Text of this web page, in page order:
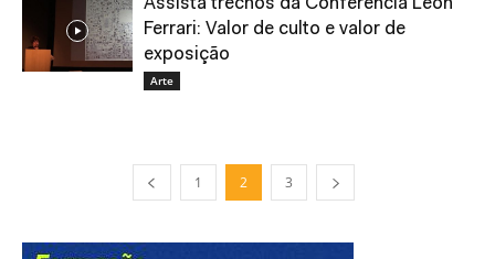
Assista trechos da Conferência León
Ferrari: Valor de culto e valor de
exposição
Arte
1 2 3